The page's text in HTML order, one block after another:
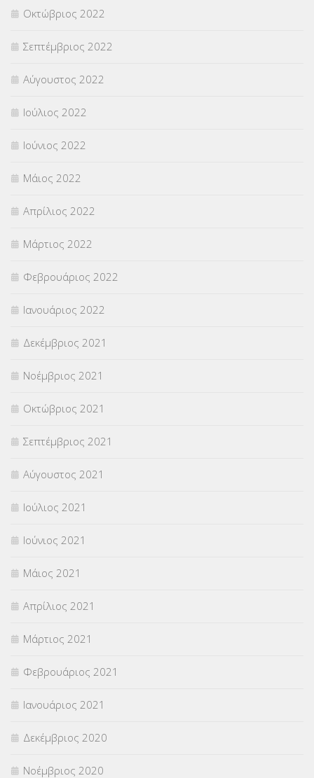
Οκτώβριος 2022
Σεπτέμβριος 2022
Αύγουστος 2022
Ιούλιος 2022
Ιούνιος 2022
Μάιος 2022
Απρίλιος 2022
Μάρτιος 2022
Φεβρουάριος 2022
Ιανουάριος 2022
Δεκέμβριος 2021
Νοέμβριος 2021
Οκτώβριος 2021
Σεπτέμβριος 2021
Αύγουστος 2021
Ιούλιος 2021
Ιούνιος 2021
Μάιος 2021
Απρίλιος 2021
Μάρτιος 2021
Φεβρουάριος 2021
Ιανουάριος 2021
Δεκέμβριος 2020
Νοέμβριος 2020